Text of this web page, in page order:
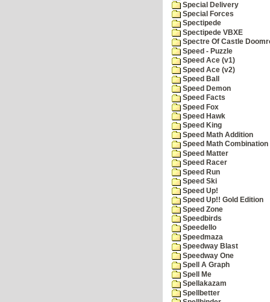
Special Delivery
Special Forces
Spectipede
Spectipede VBXE
Spectre Of Castle
Speed - Puzzle
Speed Ace (v1)
Speed Ace (v2)
Speed Ball
Speed Demon
Speed Facts
Speed Fox
Speed Hawk
Speed King
Speed Math Addition
Speed Math Combination
Speed Matter
Speed Racer
Speed Run
Speed Ski
Speed Up!
Speed Up!! Gold Edition
Speed Zone
Speedbirds
Speedello
Speedmaza
Speedway Blast
Speedway One
Spell A Graph
Spell Me
Spellakazam
Spellbetter